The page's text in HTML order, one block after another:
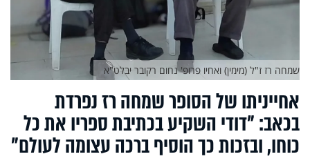
אחייניתו של הסופר שמחה רז נפרדת
בכאב: "דודי השקיע בכתיבת ספריו את כל
כוחו, ובזכות כך הוסיף ברכה עצומה לעולם"
שמחה רז ז"ל (מימין) ואחיו פרופ' נחום רקובר יבלט"א